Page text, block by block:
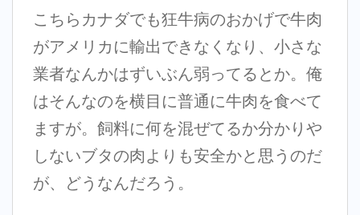
こちらカナダでも狂牛病のおかげで牛肉
がアメリカに輸出できなくなり、小さな
業者なんかはずいぶん弱ってるとか。俺
はそんなのを横目に普通に牛肉を食べて
ますが。飼料に何を混ぜてるか分かりや
しないブタの肉よりも安全かと思うのだ
が、どうなんだろう。